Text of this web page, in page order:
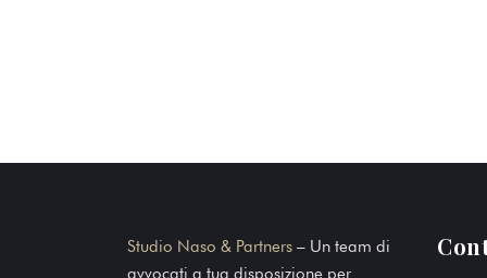
Studio Naso & Partners – Un team di
avvocati a tua disposizione per